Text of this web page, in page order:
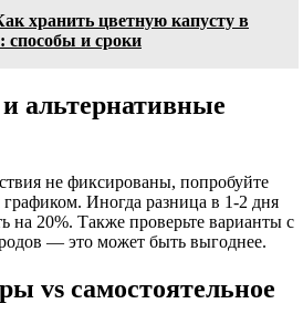
хранить цветную капусту в
способы и сроки
альтернативные
не фиксированы, попробуйте
Иногда разница в 1-2 дня
на 20%. Также проверьте варианты с
— это может быть выгоднее.
vs самостоятельное